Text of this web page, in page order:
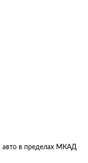
авто в пределах МКАД